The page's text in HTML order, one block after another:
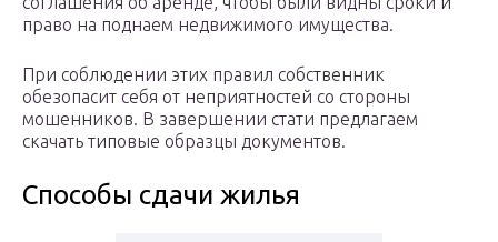
право на поднаем недвижимого имущества.
При соблюдении этих правил собственник
обезопасит себя от неприятностей со стороны
мошенников. В завершении стати предлагаем
скачать типовые образцы документов.
Способы сдачи жилья